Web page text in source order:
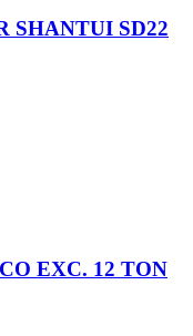
SHANTUI SD22
EXC. 12 TON